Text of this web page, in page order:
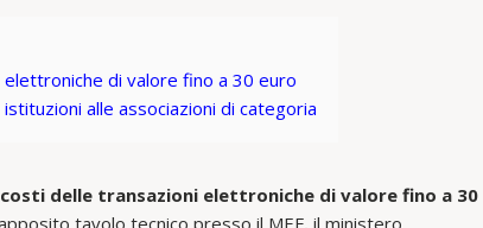
elettroniche di valore fino a 30 euro
alle associazioni di categoria
delle transazioni elettroniche di valore fino a 30
tavolo tecnico presso il MEF, il ministero